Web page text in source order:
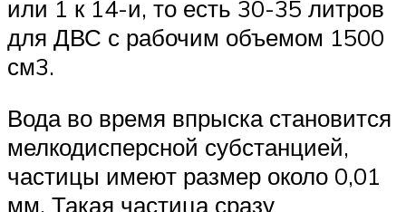
или 1 к 14-и, то есть 30-35 литров
для ДВС с рабочим объемом 1500
см3.
Вода во время впрыска становится
мелкодисперсной субстанцией,
частицы имеют размер около 0,01
мм. Такая частица сразу